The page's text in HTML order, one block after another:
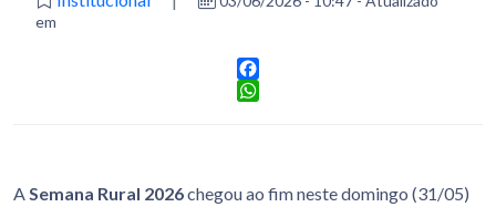
em
Facebook
A Semana Rural 2026chegou ao fim neste domingo (31/05)